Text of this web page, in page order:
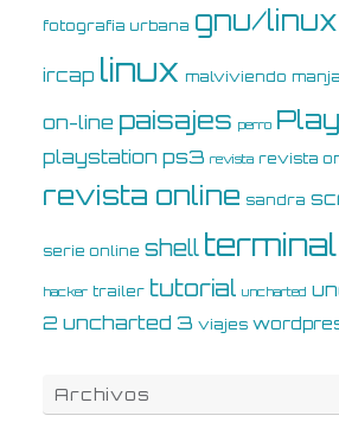
fotografia urbana gnu/linux
ircap linux malviviendo
on-line paisajes perro
playstation ps3 revista revista
revista online sandra
serie online shell terminal
hacker trailer tutorial uncharted
2 uncharted 3 viajes
Archivos